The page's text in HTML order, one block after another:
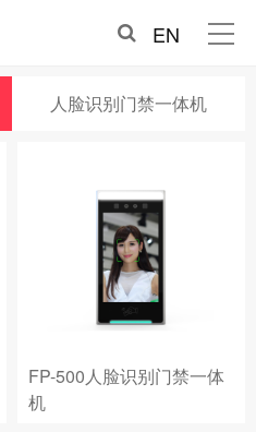
EN
人脸识别门禁一体机
FP-500人脸识别门禁一体
机